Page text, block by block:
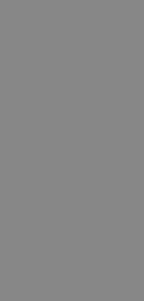
en el
de propósito
las variables
es un número
usa puede ser
es
para un
características de
llamadas
del
no da como
sitios.
el
de
sitio. Registra